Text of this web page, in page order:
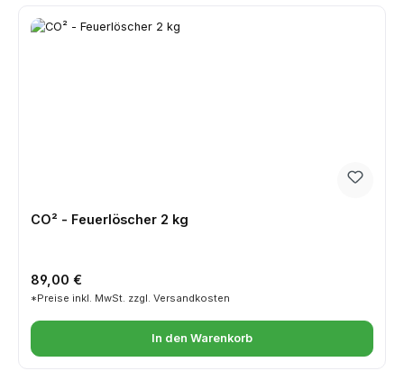
CO² - Feuerlöscher 2 kg
Regulärer Preis:
89,00 €
*Preise inkl. MwSt. zzgl. Versandkosten
In den Warenkorb